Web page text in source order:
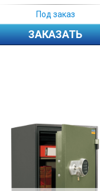
Под заказ
ЗАКАЗАТЬ